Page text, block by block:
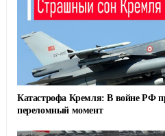
Катастрофа Кремля: В войне РФ
переломный момент